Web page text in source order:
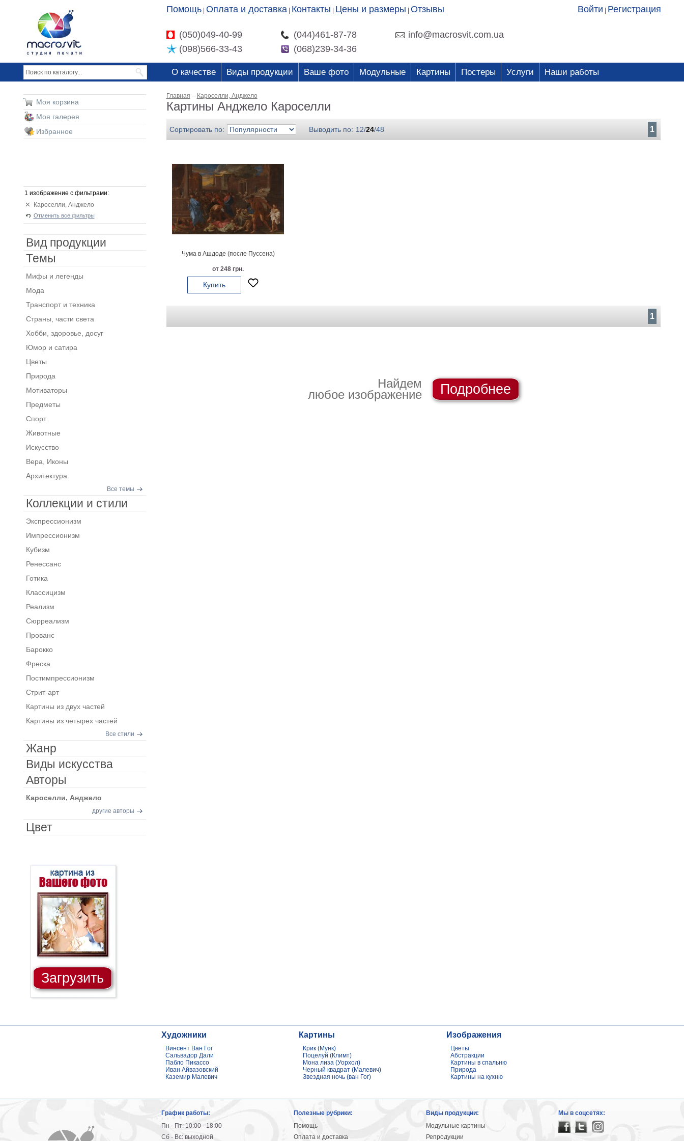
Помощь Оплата и доставка Контакты Цены и размеры Отзывы Войти Регистрация
(050)049-40-99 (044)461-87-78
info@macrosvit.com.ua
(098)566-33-43
(068)239-34-36
О качестве Виды продукции Ваше фото Модульные Картины Постеры Услуги Наши работы
Главная – Кароселли, Анджело
Картины Анджело Кароселли
Сортировать по: Выводить по: 12/24/48 1
Чума в Ашдоде (после Пуссена)
от 248 грн.
Купить
1
Найдем
любое изображение
Подробнее
Моя корзина
Моя галерея
Избранное
1 изображение с фильтрами:
Кароселли, Анджело
Отменить все фильтры
Вид продукции
Темы
Мифы и легенды
Мода
Транспорт и техника
Страны, части света
Хобби, здоровье, досуг
Юмор и сатира
Цветы
Природа
Мотиваторы
Предметы
Спорт
Животные
Искусство
Вера, Иконы
Архитектура
Все темы
Коллекции и стили
Экспрессионизм
Импрессионизм
Кубизм
Ренессанс
Готика
Классицизм
Реализм
Сюрреализм
Прованс
Барокко
Фреска
Постимпрессионизм
Стрит-арт
Картины из двух частей
Картины из четырех частей
Все стили
Жанр
Виды искусства
Авторы
Кароселли, Анджело
другие авторы
Цвет
Загрузить
Художники
Винсент Ван Гог
Сальвадор Дали
Пабло Пикассо
Иван Айвазовский
Каземир Малевич
Картины
Крик (Мунк)
Поцелуй (Климт)
Мона лиза (Уорхол)
Черный квадрат (Малевич)
Звездная ночь (ван Гог)
Изображения
Цветы
Абстракции
Картины в спальню
Природа
Картины на кухню
График работы:
Пн - Пт: 10:00 - 18:00
Сб - Вс: выходной
Полезные рубрики:
Помощь
Оплата и доставка
Виды продукции:
Модульные картины
Репродукции
Мы в соцсетях: